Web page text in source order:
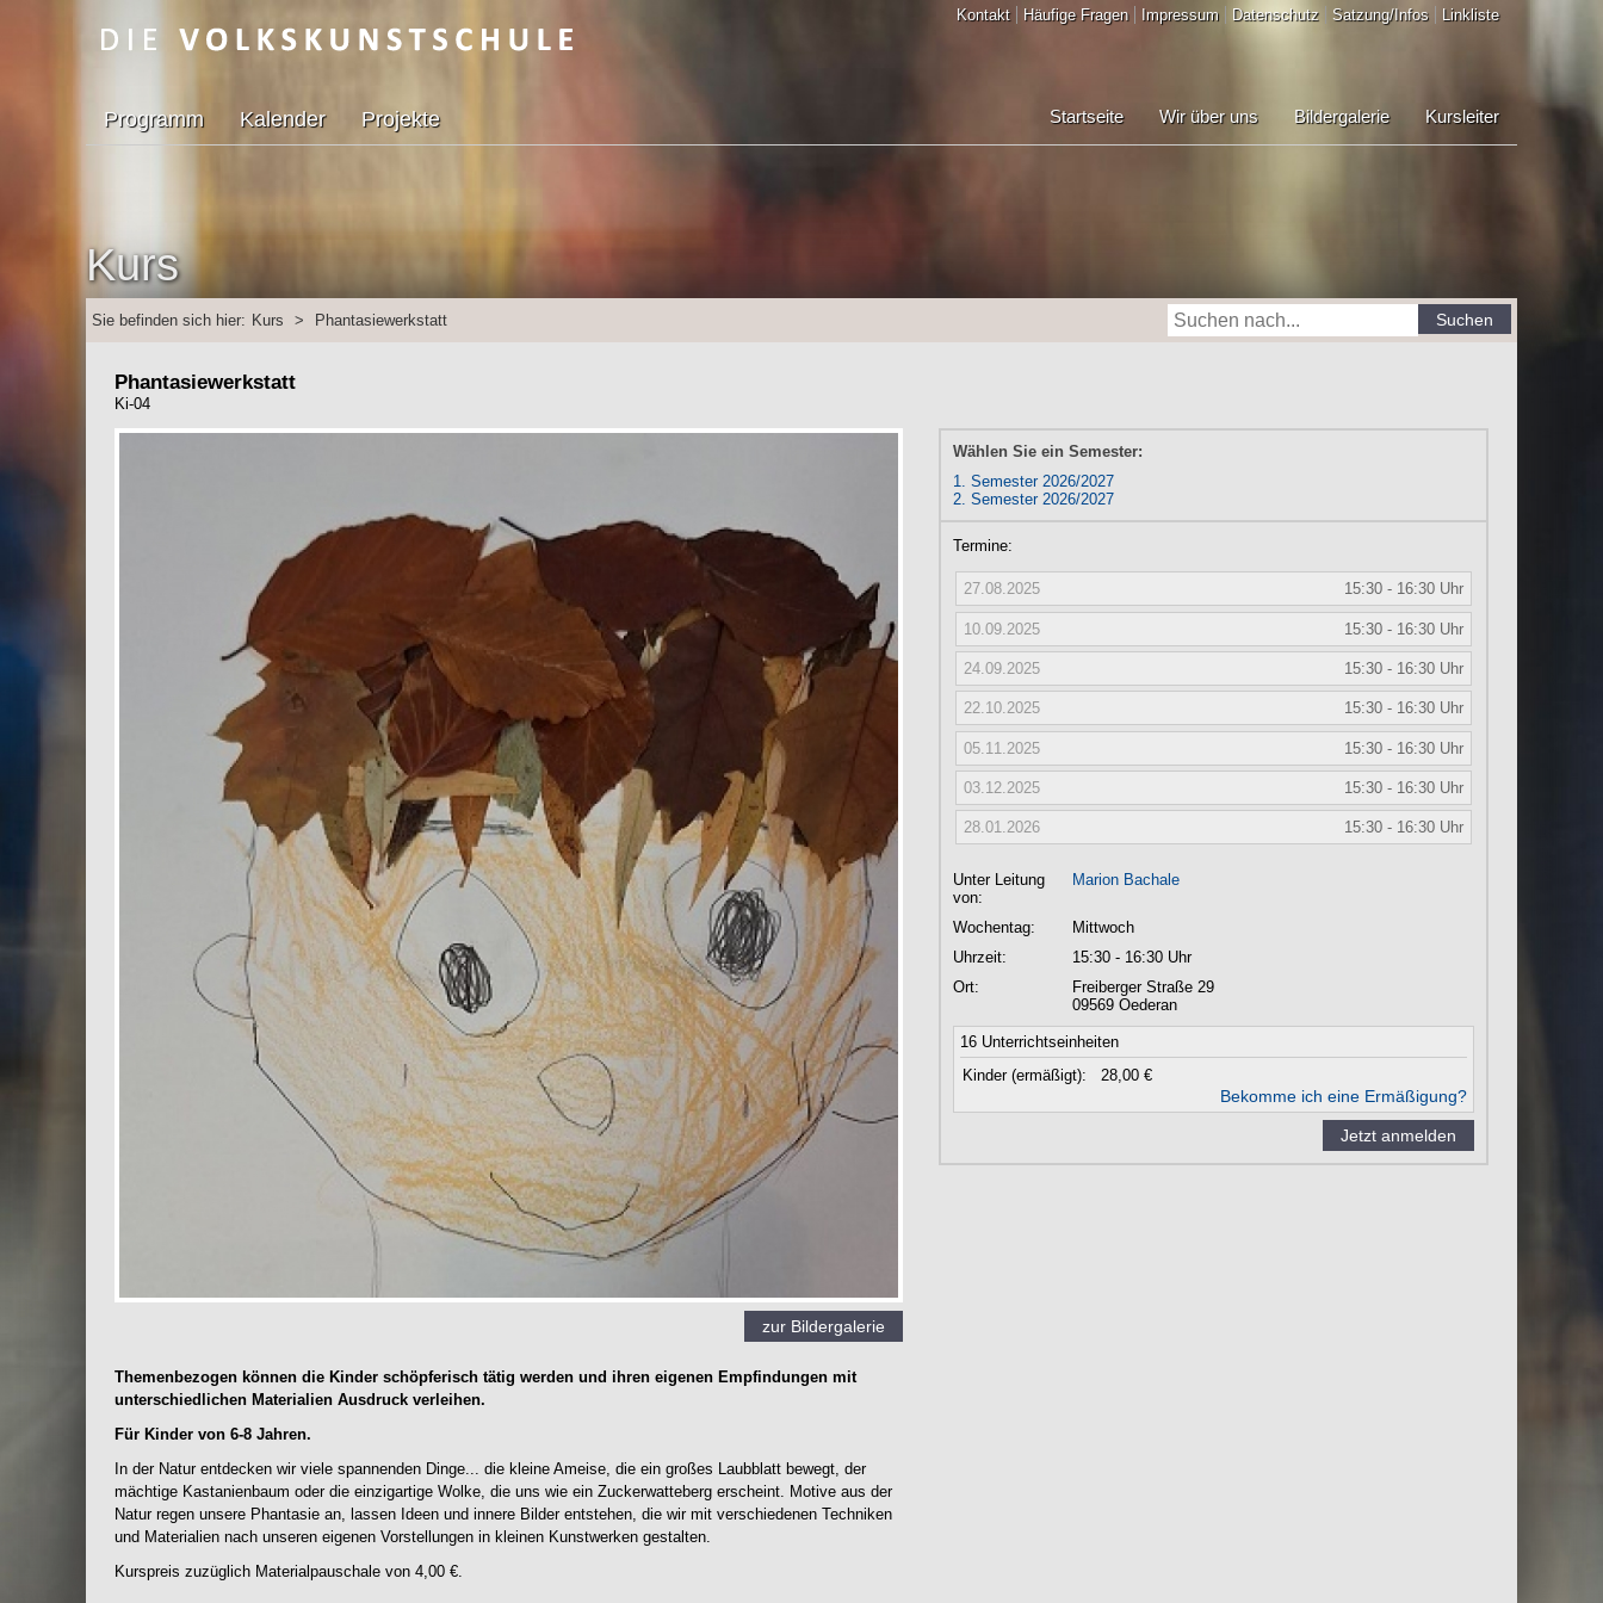
Kontakt Häufige Fragen Impressum Datenschutz Satzung/Infos Linkliste
Programm Kalender Projekte Kursleiter
Bildergalerie
Wir über uns
Startseite
Kurs
Sie befinden sich hier: Kurs > Phantasiewerkstatt Suchen
Phantasiewerkstatt
Ki-04
zur Bildergalerie
Themenbezogen können die Kinder schöpferisch tätig werden und ihren eigenen Empfindungen mit
unterschiedlichen Materialien Ausdruck verleihen.
Für Kinder von 6-8 Jahren.
In der Natur entdecken wir viele spannenden Dinge... die kleine Ameise, die ein großes Laubblatt bewegt, der
mächtige Kastanienbaum oder die einzigartige Wolke, die uns wie ein Zuckerwatteberg erscheint. Motive aus der
Natur regen unsere Phantasie an, lassen Ideen und innere Bilder entstehen, die wir mit verschiedenen Techniken
und Materialien nach unseren eigenen Vorstellungen in kleinen Kunstwerken gestalten.
Kurspreis zuzüglich Materialpauschale von 4,00 €.
Wählen Sie ein Semester:
1. Semester 2026/2027
2. Semester 2026/2027
Termine:
15:30 - 16:30 Uhr
27.08.2025
15:30 - 16:30 Uhr
10.09.2025
15:30 - 16:30 Uhr
24.09.2025
15:30 - 16:30 Uhr
22.10.2025
15:30 - 16:30 Uhr
05.11.2025
15:30 - 16:30 Uhr
03.12.2025
15:30 - 16:30 Uhr
28.01.2026
Unter Leitung
von:
Marion Bachale
Wochentag:
Mittwoch
Uhrzeit:
15:30 - 16:30 Uhr
Ort:
Freiberger Straße 29
09569 Oederan
16 Unterrichtseinheiten
Kinder (ermäßigt):
28,00 €
Bekomme ich eine Ermäßigung?
Jetzt anmelden